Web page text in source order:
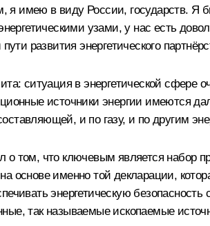
имею в виду России, государств. Я
узами, у нас есть
развития энергетического
ситуация в энергетической сфере
источники энергии имеются
и по газу, и по другим
том, что ключевым является набор
основе именно той декларации,
энергетическую
так называемые ископаемые